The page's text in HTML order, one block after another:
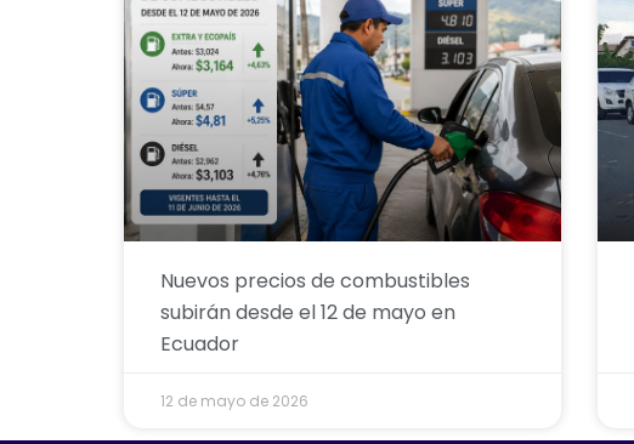
Nuevos precios de combustibles
subirán desde el 12 de mayo en
Ecuador
12 de mayo de 2026